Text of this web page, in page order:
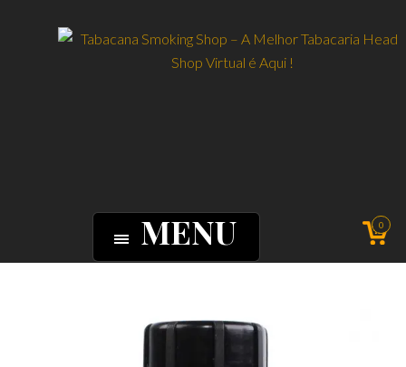
MENU 0